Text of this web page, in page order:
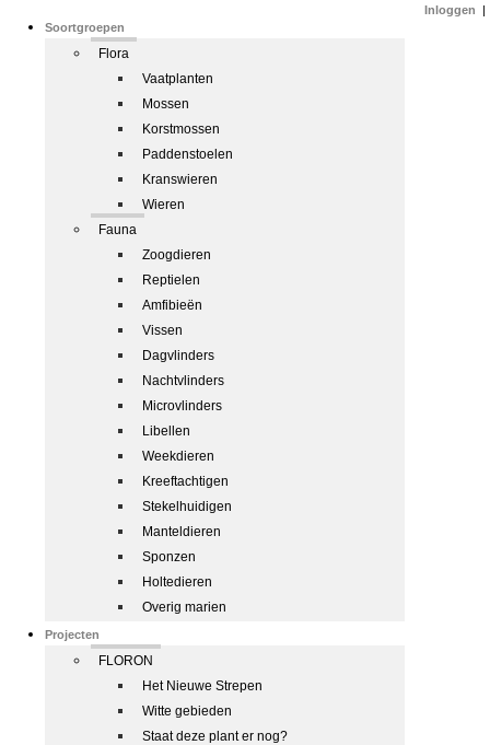
Soortgroepen
Flora
Vaatplanten
Mossen
Korstmossen
Paddenstoelen
Kranswieren
Wieren
Fauna
Zoogdieren
Reptielen
Amfibieën
Vissen
Dagvlinders
Nachtvlinders
Microvlinders
Libellen
Weekdieren
Kreeftachtigen
Stekelhuidigen
Manteldieren
Sponzen
Holtedieren
Overig marien
Projecten
FLORON
Het Nieuwe Strepen
Witte gebieden
Staat deze plant er nog?
Inloggen |